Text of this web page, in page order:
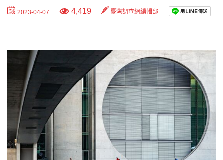
2023-04-07 4,419 臺灣調查網編輯部